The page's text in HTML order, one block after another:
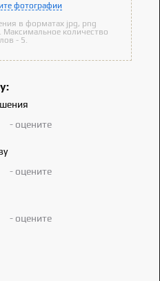
фотографии
в форматах jpg, png
количество
- 5.
- оцените
- оцените
- оцените